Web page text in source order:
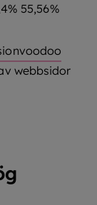
55,56%
webbsidor